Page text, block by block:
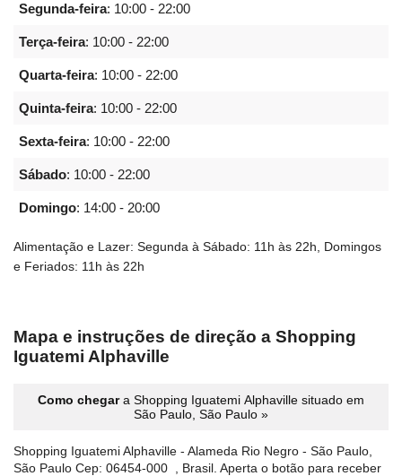
Segunda-feira: 10:00 - 22:00
Terça-feira: 10:00 - 22:00
Quarta-feira: 10:00 - 22:00
Quinta-feira: 10:00 - 22:00
Sexta-feira: 10:00 - 22:00
Sábado: 10:00 - 22:00
Domingo: 14:00 - 20:00
Alimentação e Lazer: Segunda à Sábado: 11h às 22h, Domingos
e Feriados: 11h às 22h
Mapa e instruções de direção a Shopping
Iguatemi Alphaville
Como chegara Shopping Iguatemi Alphaville situado em
São Paulo, São Paulo »
Shopping Iguatemi Alphaville - Alameda Rio Negro - São Paulo,
São Paulo Cep: 06454-000 ‎ , Brasil. Aperta o botão para receber